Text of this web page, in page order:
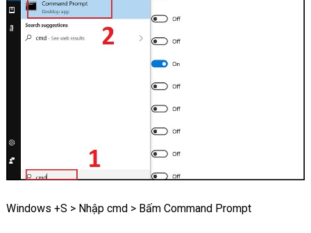
Windows +S > Nhập cmd > Bấm Command Prompt